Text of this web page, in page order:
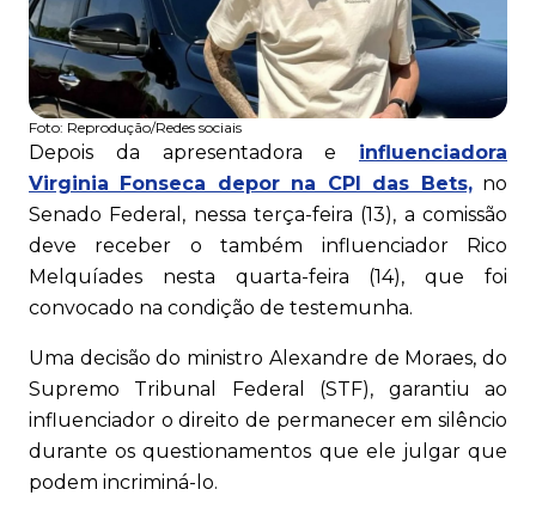
Foto: Reprodução/Redes sociais
Depois da apresentadora e influenciadora
Virginia Fonseca depor na CPI das Bets,no
Senado Federal, nessa terça-feira (13), a comissão
deve receber o também influenciador Rico
Melquíades nesta quarta-feira (14), que foi
convocado na condição de testemunha.
Uma decisão do ministro Alexandre de Moraes, do
Supremo Tribunal Federal (STF), garantiu ao
influenciador o direito de permanecer em silêncio
durante os questionamentos que ele julgar que
podem incriminá-lo.